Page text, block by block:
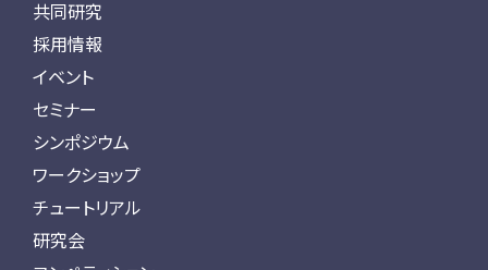
共同研究
採用情報
イベント
セミナー
シンポジウム
ワークショップ
チュートリアル
研究会